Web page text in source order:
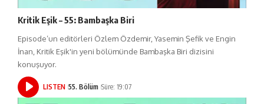
Kritik Eşik – 55: Bambaşka Biri
Episode’un editörleri Özlem Özdemir, Yasemin Şefik ve Engin
İnan, Kritik Eşik'in yeni bölümünde Bambaşka Biri dizisini
konuşuyor.
LISTEN 55. Bölüm Süre: 19:07